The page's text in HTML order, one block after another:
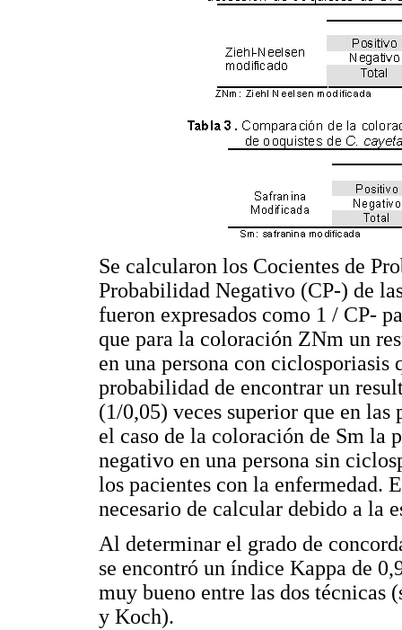
Se calcularon los Cocientes de
Probabilidad Negativo (CP-) de
fueron expresados como 1 / CP-
que para la coloración ZNm un
en una persona con ciclosporiasis
probabilidad de encontrar un
(1/0,05) veces superior que en las
el caso de la coloración de Sm la
negativo en una persona sin
los pacientes con la enfermedad.
necesario de calcular debido a la
Al determinar el grado de
se encontró un índice Kappa de
muy bueno entre las dos técnicas
y Koch).